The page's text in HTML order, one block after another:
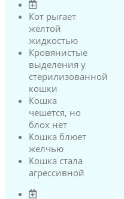
Кот рыгает
желтой
жидкостью
Кровянистые
выделения у
стерилизованной
кошки
Кошка
чешется, но
блох нет
Кошка блюет
желчью
Кошка стала
агрессивной